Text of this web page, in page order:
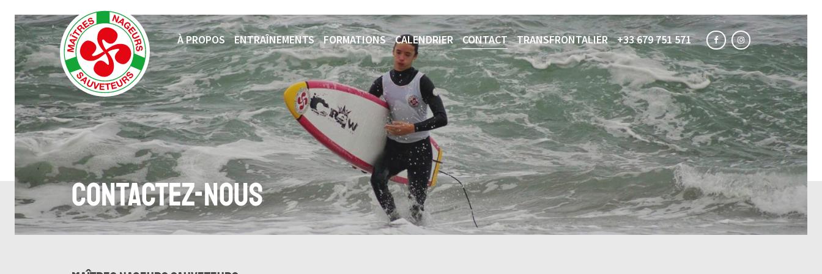
À PROPOS ENTRAÎNEMENTS FORMATIONS CALENDRIER CONTACT TRANSFRONTALIER +33 679 751 571
Contactez-nous